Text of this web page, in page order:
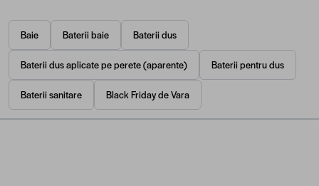
Baie Baterii baie Baterii dus
Baterii dus aplicate pe perete (aparente) Baterii pentru dus
Baterii sanitare Black Friday de Vara